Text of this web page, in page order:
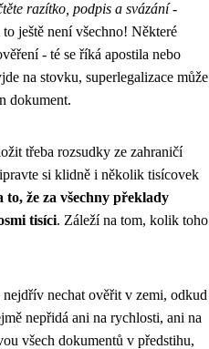
razítko, podpis a svázání -
to ještě není všechno! Některé
- té se říká apostila nebo
na stovku, superlegalizace může
dokument.
třeba rozsudky ze zahraničí
si klidně i několik tisícovek
že za všechny překlady
tisíci. Záleží na tom, kolik toho
nechat ověřit v zemi, odkud
nepřidá ani na rychlosti, ani na
všech dokumentů v předstihu,